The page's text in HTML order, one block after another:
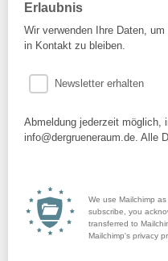
Erlaubnis
Wir verwenden Ihre Daten,
in Kontakt zu bleiben.
Newsletter erhalten
Abmeldung jederzeit möglich,
info@dergrueneraum.de. Alle
We use Mailchimp
subscribe, you
transferred to
Mailchimp's privacy